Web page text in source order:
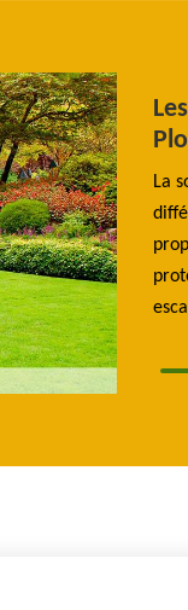
?
clôture. Pour
Beaumann
de haie
projet à
La